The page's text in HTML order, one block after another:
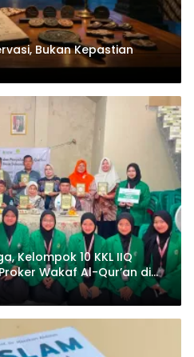
Bukan Kepastian
Kelompok 10 KKL IIQ
Wakaf Al-Qur’an di